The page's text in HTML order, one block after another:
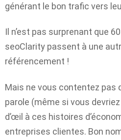
générant le bon trafic vers
Il n’est pas surprenant que
seoClarity passent à une
référencement !
Mais ne vous contentez pas
parole (même si vous
d’œil à ces histoires
entreprises clientes. Bon